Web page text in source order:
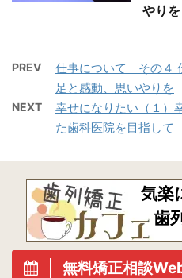
やりを
PREV
仕事について その４
足と感動、思いやりを
NEXT
幸せになりたい（１）
た歯科医院を目指して
気楽
歯
無料矯正相談